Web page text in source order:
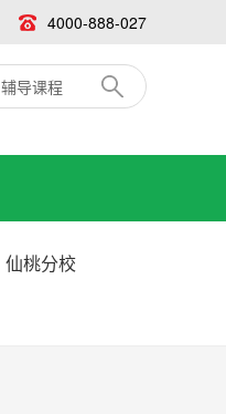
4000-888-027
辅导课程
仙桃分校